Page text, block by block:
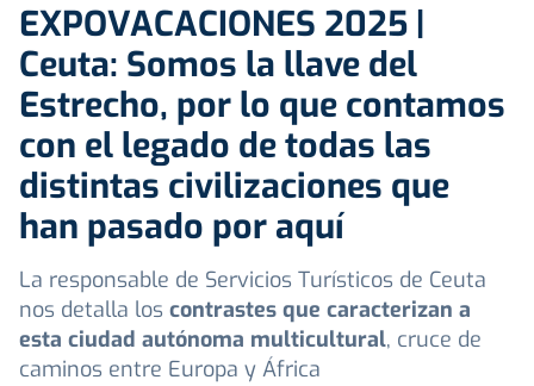
EXPOVACACIONES 2025 |
Ceuta: Somos la llave del
Estrecho, por lo que contamos
con el legado de todas las
distintas civilizaciones que
han pasado por aquí
La responsable de Servicios Turísticos de Ceuta
nos detalla los contrastes que caracterizan a
esta ciudad autónoma multicultural, cruce de
caminos entre Europa y África